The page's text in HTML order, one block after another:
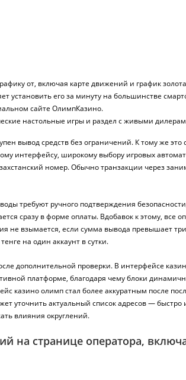
от, включая карте движений и график
установить его за минуту на большинстве
сайте ОлимпКазино.
настольные игры и раздел с живыми
вывод средств без ограничений. К тому же
интерфейсу, широкому выбору игровых
номер. Обычно транзакции через
требуют ручного подтверждения
сразу в форме оплаты. Вдобавок к этому, все
не взымается, если сумма вывода превышает
на один аккаунт в сутки.
дополнительной проверки. В интерфейсе
платформе, благодаря чему блоки
казино олимп стал более аккуратным после
уточнить актуальный список адресов —
влияния округлений.
на странице оператора,